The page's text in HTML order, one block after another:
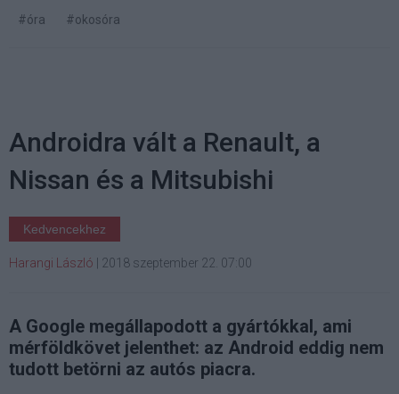
#óra
#okosóra
Androidra vált a Renault, a
Nissan és a Mitsubishi
Kedvencekhez
Harangi László 2018 szeptember 22. 07:00
A Google megállapodott a gyártókkal, ami
mérföldkövet jelenthet: az Android eddig nem
tudott betörni az autós piacra.